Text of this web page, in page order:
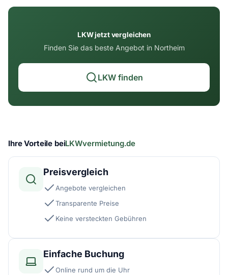
LKW jetzt vergleichen
Finden Sie das beste Angebot in Northeim
LKW finden
Ihre Vorteile beiLKWvermietung.de
Preisvergleich
Angebote vergleichen
Transparente Preise
Keine versteckten Gebühren
Einfache Buchung
Online rund um die Uhr